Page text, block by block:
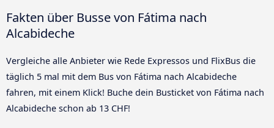
Fakten über Busse von Fátima nach
Alcabideche
Vergleiche alle Anbieter wie Rede Expressos und FlixBus die
täglich 5 mal mit dem Bus von Fátima nach Alcabideche
fahren, mit einem Klick! Buche dein Busticket von Fátima nach
Alcabideche schon ab 13 CHF!